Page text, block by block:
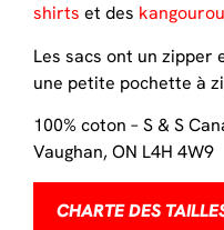
shirts et des
Les sacs ont un zipper
une petite pochette à
100% coton – S & S
Vaughan, ON L4H 4W9
CHARTE DES